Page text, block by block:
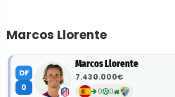
Marcos Llorente
DF
0
Marcos Llorente
7.430.000€
0 0